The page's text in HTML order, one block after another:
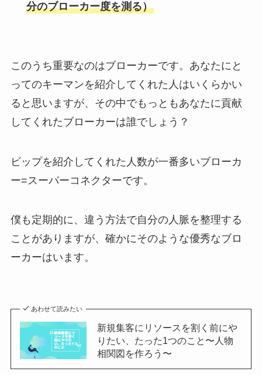
分のブローカー度を測る）
このうち重要なのはブローカーです。あなたにと
ってのキーマンを紹介してくれた人はいくらかい
ると思いますが、その中でもっともあなたに貢献
してくれたブローカーは誰でしょう？
ビップを紹介してくれた人数が一番多いブローカ
ー=スーパーコネクターです。
僕も定期的に、違う方法で自分の人脈を整理する
ことがありますが、確かにそのような優秀なブロ
ーカーはいます。
あわせて読みたい
新規集客にリソースを割く前にや
りたい、たった1つのこと〜人物
相関図を作ろう〜